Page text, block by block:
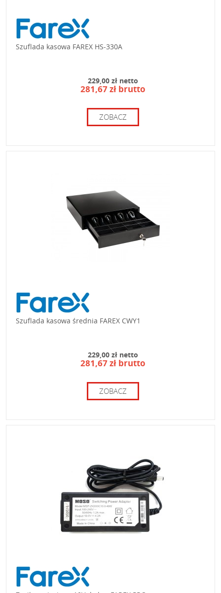
Szuflada kasowa FAREX HS-330A
229,00 zł netto
281,67 zł brutto
ZOBACZ
Szuflada kasowa średnia FAREX CWY1
229,00 zł netto
281,67 zł brutto
ZOBACZ